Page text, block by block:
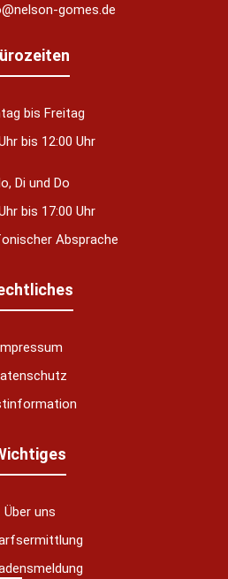
gomes.de
bis Freitag
bis 12:00 Uhr
Di und Do
bis 17:00 Uhr
Absprache
Über uns